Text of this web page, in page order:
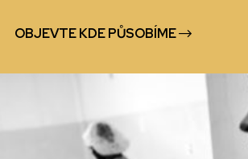
OBJEVTE KDE PŮSOBÍME